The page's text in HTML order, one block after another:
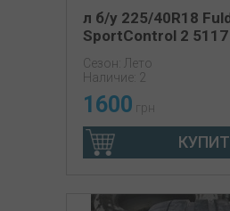
л б/у 225/40R18
SportControl 2
Сезон: Лето
Наличие: 2
1600 грн